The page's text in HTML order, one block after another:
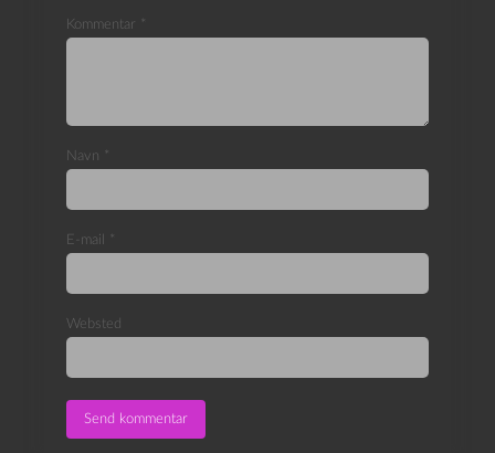
Kommentar *
Navn *
E-mail *
Websted